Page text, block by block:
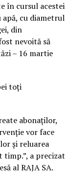
în cursul acestei
cu diametrul
din
nevoită să
– 16 martie
toți
abonaților,
vor face
și reluarea
a precizat
al RAJA SA.